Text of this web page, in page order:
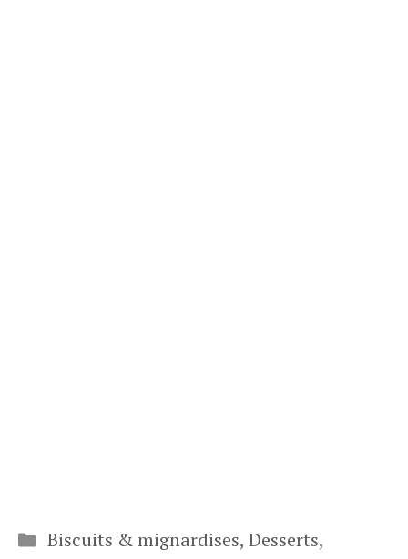
Catégories
Biscuits & mignardises, Desserts,